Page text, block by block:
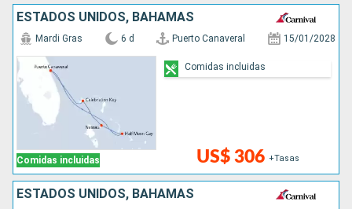
ESTADOS UNIDOS, BAHAMAS
Comidas incluidas
Mardi Gras 6 d Puerto Canaveral 15/01/2028
US$ 306 +Tasas
Comidas incluidas
ESTADOS UNIDOS, BAHAMAS